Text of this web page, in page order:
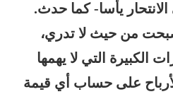
يأسا- كما حدث.
من حيث لا تدري،
الكبيرة التي لا يهمها
على حساب أي قيمة